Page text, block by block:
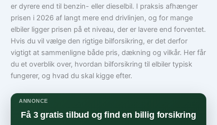
er dyrere end til benzin- eller dieselbil. I praksis afhænger
prisen i 2026 af langt mere end drivlinjen, og for mange
elbiler ligger prisen på et niveau, der er lavere end forventet.
Hvis du vil vælge den rigtige bilforsikring, er det derfor
vigtigt at sammenligne både pris, dækning og vilkår. Her får
du et overblik over, hvordan bilforsikring til elbiler typisk
fungerer, og hvad du skal kigge efter.
ANNONCE
Få 3 gratis tilbud og find en billig forsikring